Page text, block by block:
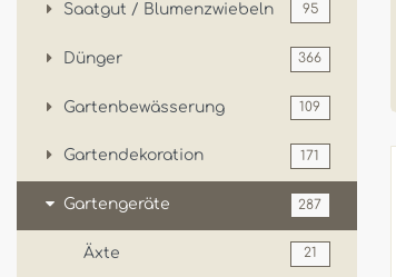
Saatgut / Blumenzwiebeln 95
Dünger 366
Gartenbewässerung 109
Gartendekoration 171
Gartengeräte 287
Äxte 21